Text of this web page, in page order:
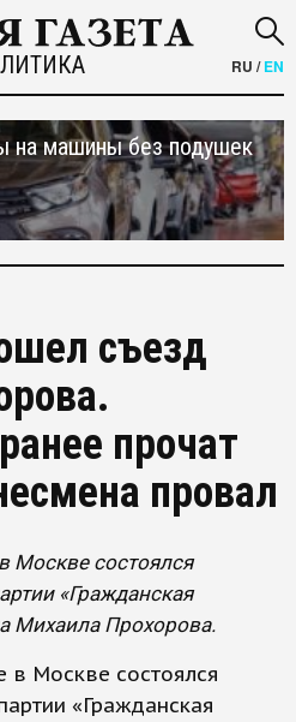
RU /EN
на машины без подушек
съезд
прочат
провал
Москве состоялся
«Гражданская
Михаила Прохорова.
Москве состоялся
«Гражданская